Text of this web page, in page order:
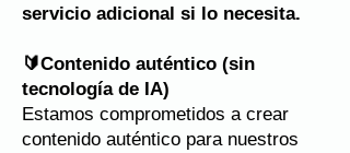
servicio adicional si lo necesita.
🔰Contenido auténtico (sin
tecnología de IA)
Estamos comprometidos a crear
contenido auténtico para nuestros